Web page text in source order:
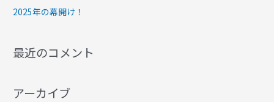
2025年の幕開け！
最近のコメント
アーカイブ